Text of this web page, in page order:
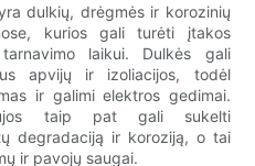
dulkių, drėgmės ir korozinių
kurios gali turėti įtakos
laikui. Dulkės gali
apvijų ir izoliacijos, todėl
ir galimi elektros gedimai.
taip pat gali sukelti
degradaciją ir koroziją, o tai
ir pavojų saugai.